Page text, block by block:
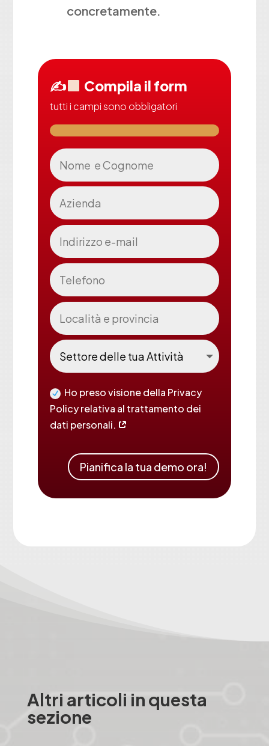
concretamente.
✍ Compila il form
Ho preso visione della Privacy
Policy relativa al trattamento dei
dati personali.
Pianifica la tua demo ora!
Altri articoli in questa
sezione